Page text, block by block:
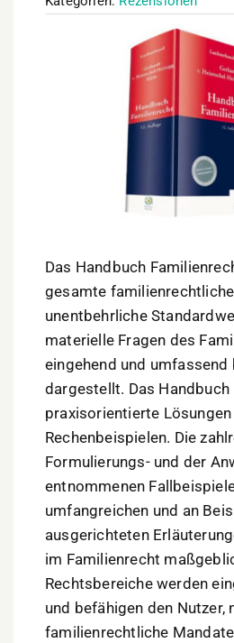
Das Handbuch
gesamte
unentbehrliche
materielle Fragen des
eingehend und umfassend
dargestellt. Das Handbuch
praxisorientierte
Rechenbeispielen. Die
Formulierungs- und der
entnommenen
umfangreichen und an
ausgerichteten
im Familienrecht
Rechtsbereiche werden
und befähigen den Nutzer,
familienrechtliche